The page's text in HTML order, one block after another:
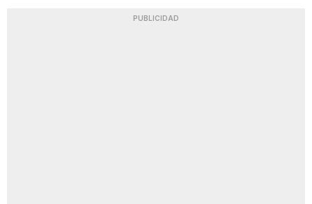
PUBLICIDAD